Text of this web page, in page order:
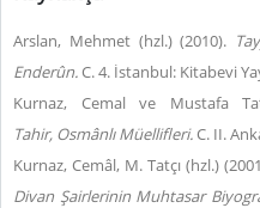
Arslan, Mehmet (hzl.) (2010).
Enderûn.C. 4. İstanbul: Kitabevi
Kurnaz, Cemal ve Mustafa
Tahir, Osmânlı Müellifleri.C. II.
Kurnaz, Cemâl, M. Tatçı (hzl.)
Divan Şairlerinin Muhtasar